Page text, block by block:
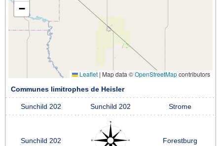
−
Leaflet | Map data ©OpenStreetMapcontributors
Communes limitrophes de Heisler
Sunchild 202 Sunchild 202 Strome
Sunchild 202 Forestburg